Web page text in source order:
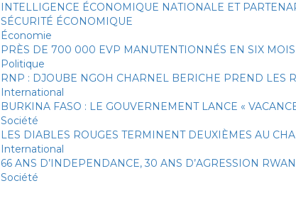
INTELLIGENCE ÉCONOMIQUE NATIONALE ET
SÉCURITÉ ÉCONOMIQUE
Économie
PRÈS DE 700 000 EVP MANUTENTIONNÉS EN SIX
Politique
RNP : DJOUBE NGOH CHARNEL BERICHE PREND LES
International
BURKINA FASO : LE GOUVERNEMENT LANCE «
Société
LES DIABLES ROUGES TERMINENT DEUXIÈMES AU
International
66 ANS D’INDEPENDANCE, 30 ANS D’AGRESSION
Société